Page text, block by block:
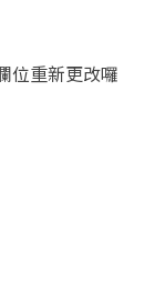
位重新更改囉